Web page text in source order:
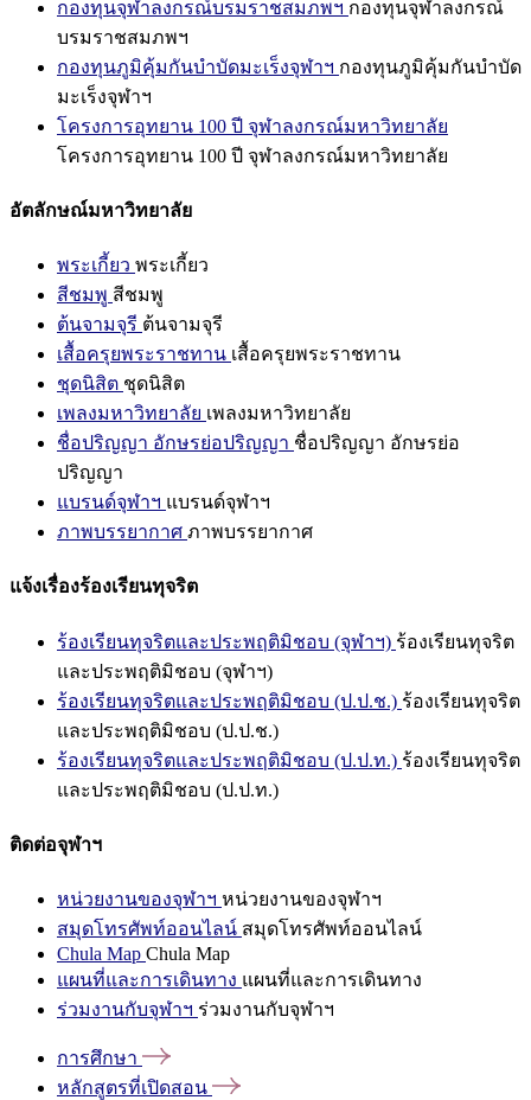
กองทุนจุฬาลงกรณ์บรมราชสมภพฯ กองทุนจุฬาลงกรณ์
บรมราชสมภพฯ
กองทุนภูมิคุ้มกันบำบัดมะเร็งจุฬาฯ กองทุนภูมิคุ้มกันบำบัด
มะเร็งจุฬาฯ
โครงการอุทยาน 100 ปี จุฬาลงกรณ์มหาวิทยาลัย
โครงการอุทยาน 100 ปี จุฬาลงกรณ์มหาวิทยาลัย
อัตลักษณ์มหาวิทยาลัย
พระเกี้ยว พระเกี้ยว
สีชมพู สีชมพู
ต้นจามจุรี ต้นจามจุรี
เสื้อครุยพระราชทาน เสื้อครุยพระราชทาน
ชุดนิสิต ชุดนิสิต
เพลงมหาวิทยาลัย เพลงมหาวิทยาลัย
ชื่อปริญญา อักษรย่อปริญญา ชื่อปริญญา อักษรย่อ
ปริญญา
แบรนด์จุฬาฯ แบรนด์จุฬาฯ
ภาพบรรยากาศ ภาพบรรยากาศ
แจ้งเรื่องร้องเรียนทุจริต
ร้องเรียนทุจริตและประพฤติมิชอบ (จุฬาฯ) ร้องเรียนทุจริต
และประพฤติมิชอบ (จุฬาฯ)
ร้องเรียนทุจริตและประพฤติมิชอบ (ป.ป.ช.) ร้องเรียนทุจริต
และประพฤติมิชอบ (ป.ป.ช.)
ร้องเรียนทุจริตและประพฤติมิชอบ (ป.ป.ท.) ร้องเรียนทุจริต
และประพฤติมิชอบ (ป.ป.ท.)
ติดต่อจุฬาฯ
หน่วยงานของจุฬาฯ หน่วยงานของจุฬาฯ
สมุดโทรศัพท์ออนไลน์ สมุดโทรศัพท์ออนไลน์
Chula Map Chula Map
แผนที่และการเดินทาง แผนที่และการเดินทาง
ร่วมงานกับจุฬาฯ ร่วมงานกับจุฬาฯ
การศึกษา
หลักสูตรที่เปิดสอน